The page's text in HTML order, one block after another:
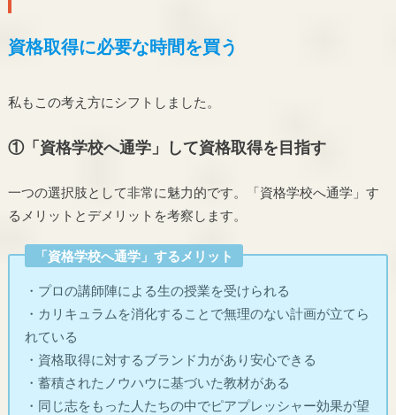
資格取得に必要な時間を買う
私もこの考え方にシフトしました。
①「資格学校へ通学」して資格取得を目指す
一つの選択肢として非常に魅力的です。「資格学校へ通学」す
るメリットとデメリットを考察します。
「資格学校へ通学」するメリット
・プロの講師陣による生の授業を受けられる
・カリキュラムを消化することで無理のない計画が立てら
れている
・資格取得に対するブランド力があり安心できる
・蓄積されたノウハウに基づいた教材がある
・同じ志をもった人たちの中でピアプレッシャー効果が望